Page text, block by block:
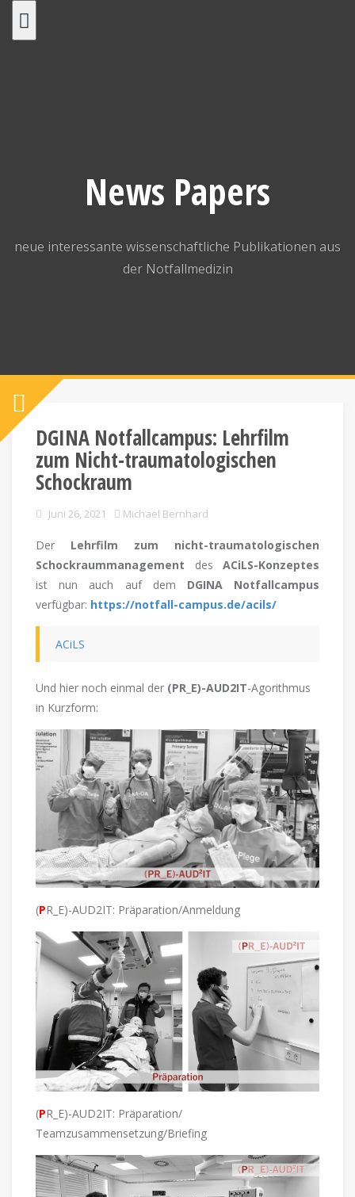
News Papers
neue interessante wissenschaftliche Publikationen aus
der Notfallmedizin
DGINA Notfallcampus: Lehrfilm
zum Nicht-traumatologischen
Schockraum
Juni 26, 2021 Michael Bernhard
Der Lehrfilm zum nicht-traumatologischen
Schockraummanagement des ACiLS-Konzeptes
ist nun auch auf dem DGINA Notfallcampus
verfügbar: https://notfall-campus.de/acils/
ACiLS
Und hier noch einmal der (PR_E)-AUD2IT-Agorithmus
in Kurzform:
(PR_E)-AUD2IT: Präparation/Anmeldung
(PR_E)-AUD2IT: Präparation/
Teamzusammensetzung/Briefing